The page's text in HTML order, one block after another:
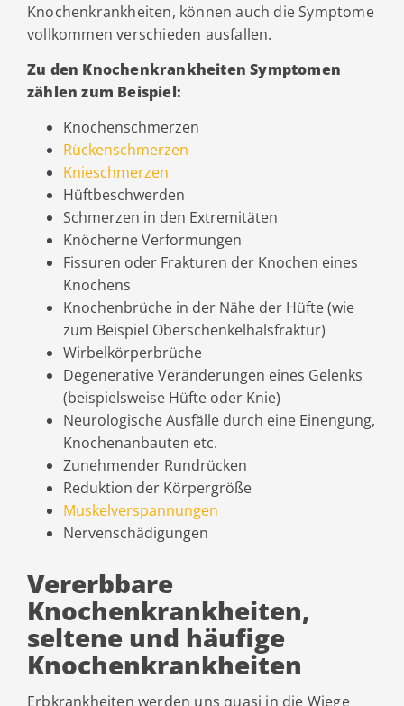
Knochenkrankheiten, können auch die Symptome
vollkommen verschieden ausfallen.
Zu den Knochenkrankheiten Symptomen
zählen zum Beispiel:
Knochenschmerzen
Rückenschmerzen
Knieschmerzen
Hüftbeschwerden
Schmerzen in den Extremitäten
Knöcherne Verformungen
Fissuren oder Frakturen der Knochen eines
Knochens
Knochenbrüche in der Nähe der Hüfte (wie
zum Beispiel Oberschenkelhalsfraktur)
Wirbelkörperbrüche
Degenerative Veränderungen eines Gelenks
(beispielsweise Hüfte oder Knie)
Neurologische Ausfälle durch eine Einengung,
Knochenanbauten etc.
Zunehmender Rundrücken
Reduktion der Körpergröße
Muskelverspannungen
Nervenschädigungen
Vererbbare
Knochenkrankheiten,
seltene und häufige
Knochenkrankheiten
Erbkrankheiten werden uns quasi in die Wiege